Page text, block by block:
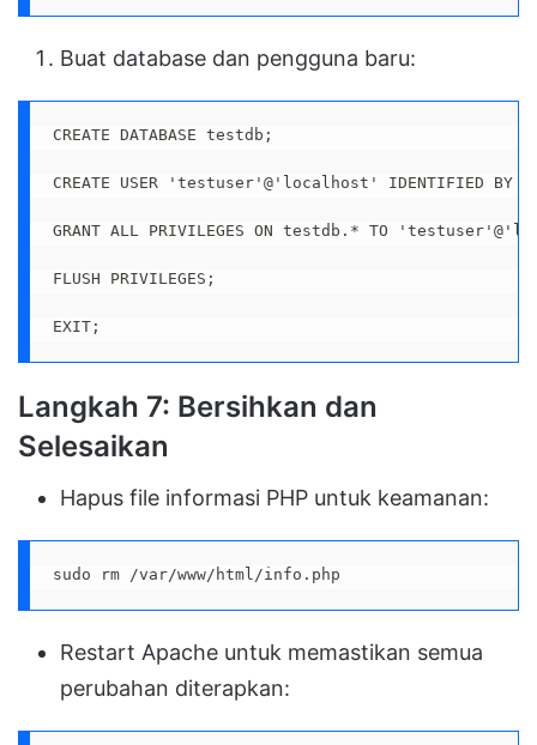
Buat database dan pengguna baru:
CREATE DATABASE testdb;
CREATE USER 'testuser'@'localhost' IDENTIFIED BY
GRANT ALL PRIVILEGES ON testdb.* TO
FLUSH PRIVILEGES;
EXIT;
Langkah 7: Bersihkan dan
Selesaikan
Hapus file informasi PHP untuk keamanan:
sudo rm /var/www/html/info.php
Restart Apache untuk memastikan semua
perubahan diterapkan: